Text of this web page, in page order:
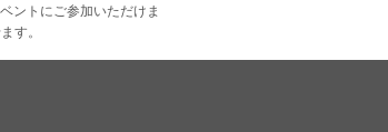
ントにご参加いただけま
す。